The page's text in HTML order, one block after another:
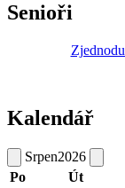
Senioři
Kalendář
Srpen2026
Po
Út